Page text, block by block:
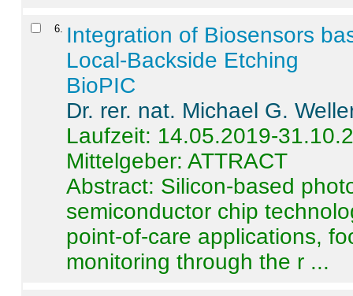
6
Integration of Biosensors
Local-Backside Etching
BioPIC
Dr. rer. nat. Michael G.
Laufzeit: 14.05.2019-
Mittelgeber: ATTRACT
Abstract: Silicon-based
semiconductor chip
point-of-care applications,
monitoring through the r ...